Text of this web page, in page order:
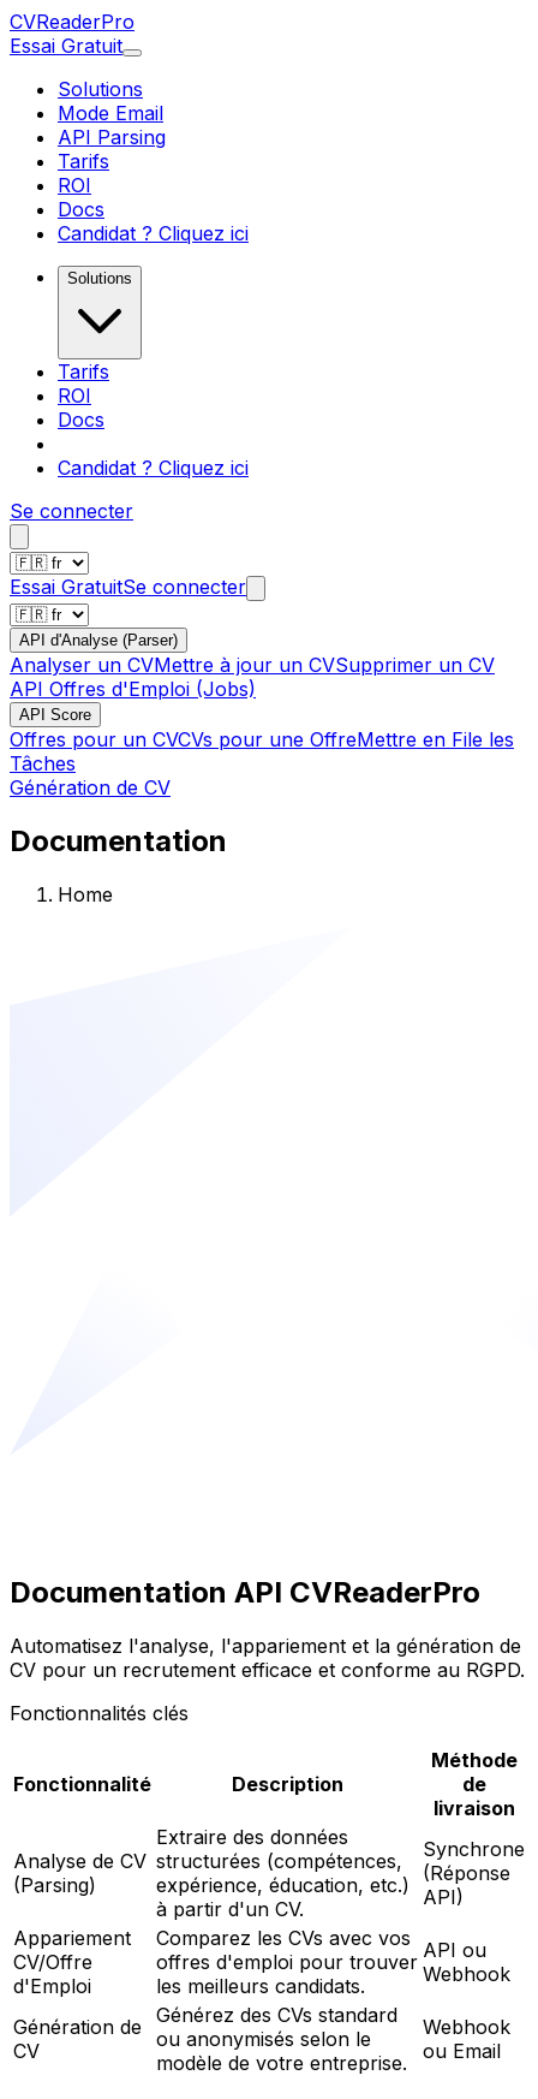
CVReaderPro
Essai Gratuit
Solutions
Mode Email
API Parsing
Tarifs
ROI
Docs
Candidat ? Cliquez ici
Solutions
Tarifs
ROI
Docs
Candidat ? Cliquez ici
Se connecter
Essai GratuitSe connecter
API d'Analyse (Parser)
Analyser un CVMettre à jour un CVSupprimer un CV
API Offres d'Emploi (Jobs)
API Score
Offres pour un CVCVs pour une OffreMettre en File les
Tâches
Génération de CV
Documentation
Home
Documentation API CVReaderPro
Automatisez l'analyse, l'appariement et la génération de
CV pour un recrutement efficace et conforme au RGPD.
Fonctionnalités clés
Fonctionnalité Description
Méthode
de
livraison
Analyse de CV
(Parsing)
Extraire des données
structurées (compétences,
expérience, éducation, etc.)
à partir d'un CV.
Synchrone
(Réponse
API)
Appariement
CV/Offre
d'Emploi
Comparez les CVs avec vos
offres d'emploi pour trouver
les meilleurs candidats.
API ou
Webhook
Génération de
CV
Générez des CVs standard
ou anonymisés selon le
modèle de votre entreprise.
Webhook
ou Email